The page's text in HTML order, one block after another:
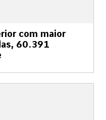
com maior
60.391